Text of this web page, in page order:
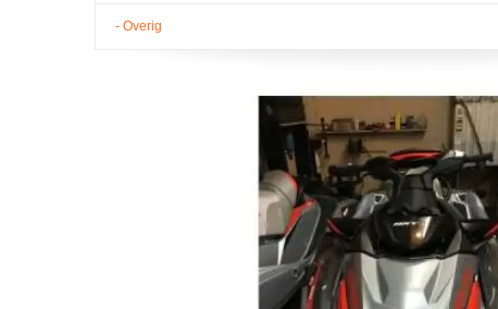
- Overig